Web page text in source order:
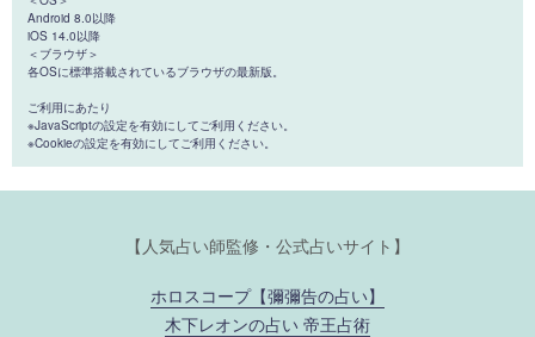
Android 8.0以降
iOS 14.0以降
＜ブラウザ＞
各OSに標準搭載されているブラウザの最新版。
ご利用にあたり
※JavaScriptの設定を有効にしてご利用ください。
※Cookieの設定を有効にしてご利用ください。
【人気占い師監修・公式占いサイト】
ホロスコープ【彌彌告の占い】
木下レオンの占い 帝王占術